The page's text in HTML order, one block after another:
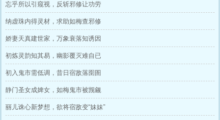
忘乎所以引窥视，反斩邪修让功劳
纳虚珠内得灵材，求助如梅查邪修
娇妻天真建世家，万象衰落知诱因
初炼灵韵知其易，幽影覆灭难自已
初入鬼市需低调，昔日宿敌落囹圄
静门圣女成婢女，如梅鬼市被觊觎
丽儿诛心新梦想，欲将宿敌变“妹妹”